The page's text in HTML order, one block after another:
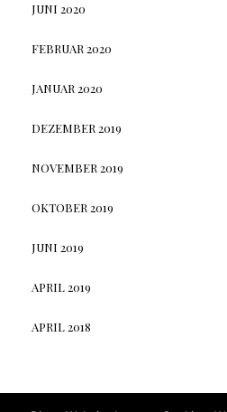
JUNI 2020
FEBRUAR 2020
JANUAR 2020
DEZEMBER 2019
NOVEMBER 2019
OKTOBER 2019
JUNI 2019
APRIL 2019
APRIL 2018